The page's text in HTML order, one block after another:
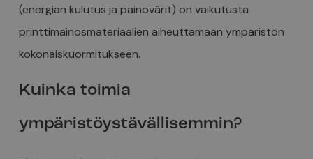
(energian kulutus ja painovärit) on vaikutusta
printtimainosmateriaalien aiheuttamaan ympäristön
kokonaiskuormitukseen.
Kuinka toimia
ympäristöystävällisemmin?